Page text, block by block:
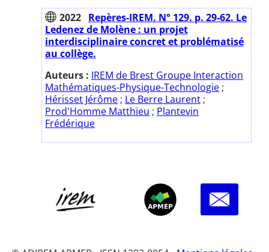
2022 Repères-IREM. N° 129. p. 29-62. Le
Ledenez de Molène : un projet
interdisciplinaire concret et problématisé
au collège.
Auteurs : IREM de Brest Groupe Interaction
Mathématiques-Physique-Technologie ;
Hérisset Jérôme ; Le Berre Laurent ;
Prod'Homme Matthieu ; Plantevin
Frédérique